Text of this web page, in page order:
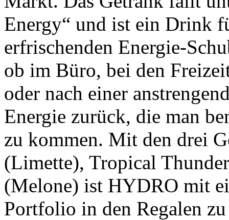
Energy“ und ist ein Drink
erfrischenden Energie-
ob im Büro, bei den
oder nach einer
Energie zurück, die man
zu kommen. Mit den drei
(Limette), Tropical
(Melone) ist HYDRO mit
Portfolio in den Regalen